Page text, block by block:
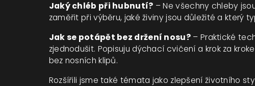
Jaký chléb při hubnutí? – Ne všechny chleby
zaměřit při výběru, jaké živiny jsou důležité a který
Jak se potápět bez držení nosu? – Praktické
zjednodušit. Popisuju dýchací cvičení a krok za
bez nosních klipů.
Rozšířili jsme také témata jako zlepšení životního